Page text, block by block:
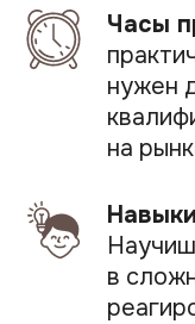
Часы
нужен
на
в